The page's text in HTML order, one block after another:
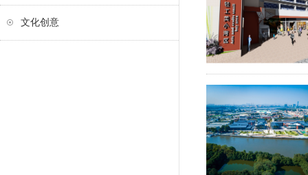
文化创意